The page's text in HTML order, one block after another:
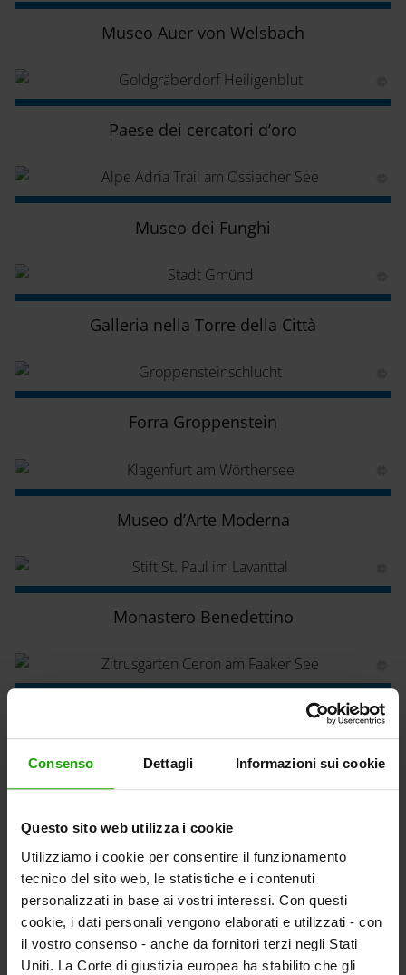
Consenso Dettagli Informazioni sui cookie
Questo sito web utilizza i cookie
Utilizziamo i cookie per consentire il funzionamento
tecnico del sito web, le statistiche e i contenuti
personalizzati in base ai vostri interessi. Con questi
cookie, i dati personali vengono elaborati e utilizzati - con
il vostro consenso - anche da fornitori terzi negli Stati
Uniti. La Corte di giustizia europea ha stabilito che gli
Museo Auer von Welsbach
Paese dei cercatori d’oro
Museo dei Funghi
Galleria nella Torre della Città
Forra Groppenstein
Museo d’Arte Moderna
Monastero Benedettino
Mondo d'avventura
altre informazioni